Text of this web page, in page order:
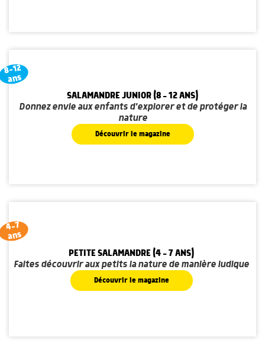
8-12
ans
SALAMANDRE JUNIOR (8 - 12 ANS)
Donnez envie aux enfants d'explorer et de protéger la
nature
Découvrir le magazine
4-7
ans
PETITE SALAMANDRE (4 - 7 ANS)
Faites découvrir aux petits la nature de manière ludique
Découvrir le magazine